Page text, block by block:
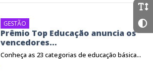
GESTÃO
Prêmio Top Educação anuncia os
vencedores...
Conheça as 23 categorias de educação básica...